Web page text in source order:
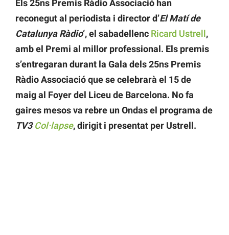
Els 25ns Premis Ràdio Associació han
reconegut al periodista i director d’El Matí de
Catalunya Ràdio‘, el sabadellenc Ricard Ustrell,
amb el Premi al millor professional. Els premis
s’entregaran durant la Gala dels 25ns Premis
Ràdio Associació que se celebrarà el 15 de
maig al Foyer del Liceu de Barcelona. No fa
gaires mesos va rebre un Ondas el programa de
TV3Col·lapse, dirigit i presentat per Ustrell.